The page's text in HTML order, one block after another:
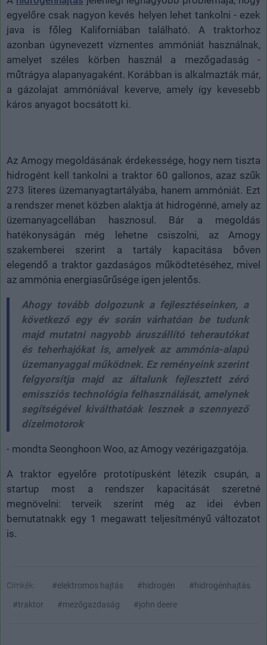
egyelőre csak nagyon kevés helyen lehet tankolni - ezek
java is főleg Kaliforniában található. A traktorhoz
azonban úgynevezett vízmentes ammóniát használnak,
amelyet széles körben használ a mezőgadaság -
műtrágya alapanyagaként. Korábban is alkalmazták már,
a gázolajat ammóniával keverve, amely így kevesebb
káros anyagot bocsátott ki.
Az Amogy megoldásának érdekessége, hogy nem tiszta
hidrogént kell tankolni a traktor 60 gallonos, azaz szűk
273 literes üzemanyagtartályába, hanem ammóniát. Ezt
a rendszer menet közben alaktja át hidrogénné, amely az
üzemanyagcellában hasznosul. Bár a megoldás
hatékonyságán még lehetne csiszolni, az Amogy
szakemberei szerint a tartály kapacitása bőven
elegendő a traktor gazdaságos működtetéséhez, mivel
az ammónia energiasűrűsége igen jelentős.
Ahogy tovább dolgozunk a fejlesztéseinken, a
következő egy év során várhatóan be tudunk
majd mutatni nagyobb áruszállító teherautókat
és teherhajókat is, amelyek az ammónia-alapú
üzemanyaggal működnek. Ez reményeink szerint
felgyorsítja majd az általunk fejlesztett zéró
emissziós technológia felhasználását, amelynek
segítségével kiválthatóak lesznek a szennyező
dízelmotorok
- mondta Seonghoon Woo, az Amogy vezérigazgatója.
A traktor egyelőre prototípusként létezik csupán, a
startup most a rendszer kapacitását szeretné
megnövelni: terveik szerint még az idei évben
bemutatnakk egy 1 megawatt teljesítményű változatot
is.
Címkék: #elektromos hajtás #hidrogén
#hidrogénhajtás
#traktor
#mezőgazdaság #john deere